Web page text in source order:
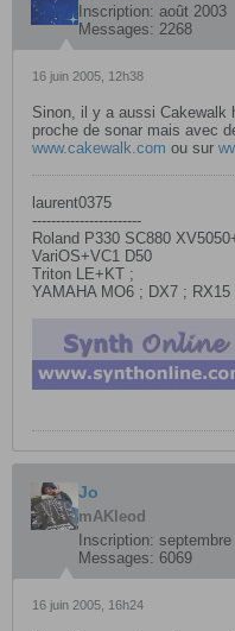
Inscription: août 2003
Messages: 2268
16 juin 2005, 12h38
Sinon, il y a aussi Cakewalk
proche de sonar mais avec
www.cakewalk.com ou sur
laurent0375
-----------------------
Roland P330 SC880
VariOS+VC1 D50
Triton LE+KT ;
YAMAHA MO6 ; DX7 ; RX15
Jo
mAKleod
Inscription: septembre
Messages: 6069
16 juin 2005, 16h24